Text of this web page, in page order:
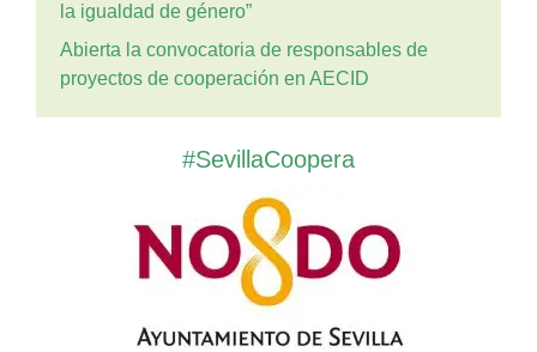
la igualdad de género”
Abierta la convocatoria de responsables de
proyectos de cooperación en AECID
#SevillaCoopera